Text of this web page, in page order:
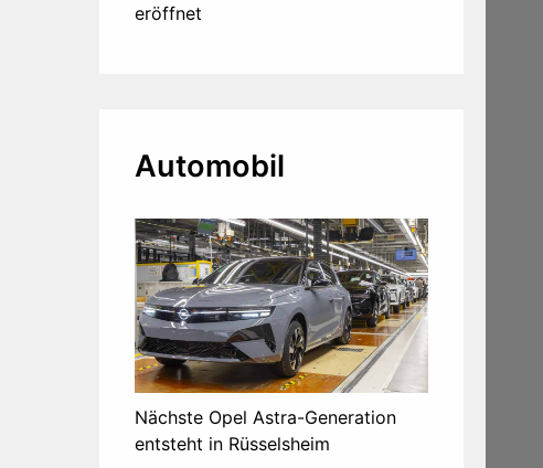
eröffnet
Automobil
Nächste Opel Astra-Generation
entsteht in Rüsselsheim